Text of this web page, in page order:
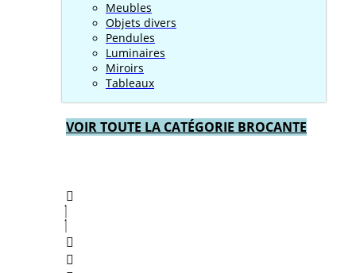
Meubles
Objets divers
Pendules
Luminaires
Miroirs
Tableaux
VOIR TOUTE LA CATÉGORIE BROCANTE